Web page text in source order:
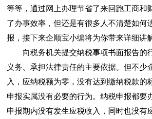
等等，通过网上办理节省了来回跑工商和
了办事效率，但还是有很多人不清楚如何
报，接下来企顺宝小编将为你带来详细讲
向税务机关提交纳税事项书面报告的
义务、承担法律责任的主要依据。但不少
入，应纳税额为零，没有达到缴纳税款的
申报实属没有必要的行为。纳税申报都要
申报期内没有发生应税收入，同时也没有